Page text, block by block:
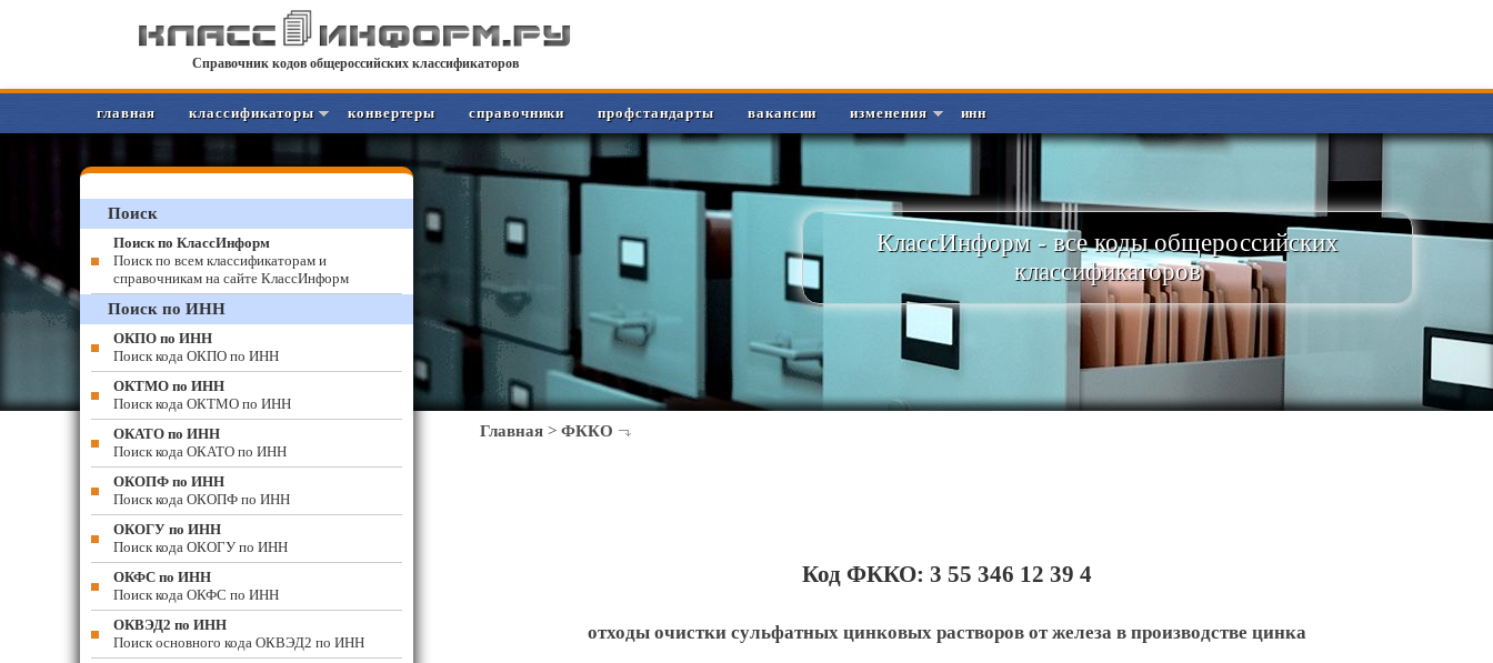
Справочник кодов общероссийских классификаторов
главная классификаторы конвертеры справочники профстандарты вакансии изменения инн
КлассИнформ - все коды общероссийских
классификаторов
Главная > ФККО
Код ФККО: 3 55 346 12 39 4
отходы очистки сульфатных цинковых растворов от железа в производстве цинка
Поиск
Поиск по КлассИнформ
Поиск по всем классификаторам и
справочникам на сайте КлассИнформ
Поиск по ИНН
ОКПО по ИНН
Поиск кода ОКПО по ИНН
ОКТМО по ИНН
Поиск кода ОКТМО по ИНН
ОКАТО по ИНН
Поиск кода ОКАТО по ИНН
ОКОПФ по ИНН
Поиск кода ОКОПФ по ИНН
ОКОГУ по ИНН
Поиск кода ОКОГУ по ИНН
ОКФС по ИНН
Поиск кода ОКФС по ИНН
ОКВЭД2 по ИНН
Поиск основного кода ОКВЭД2 по ИНН